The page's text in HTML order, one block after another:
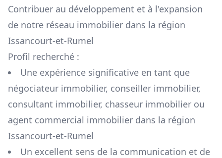
Contribuer au développement et à l'expansion
de notre réseau immobilier dans la région
Issancourt-et-Rumel
Profil recherché :
Une expérience significative en tant que
négociateur immobilier, conseiller immobilier,
consultant immobilier, chasseur immobilier ou
agent commercial immobilier dans la région
Issancourt-et-Rumel
Un excellent sens de la communication et de